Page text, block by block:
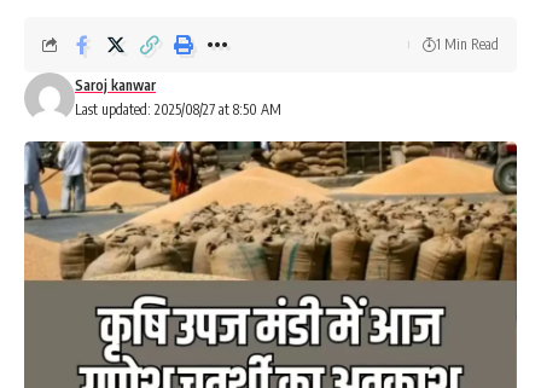
Last updated: 2025/08/27 at 8:50 AM
Saroj kanwar
1 Min Read